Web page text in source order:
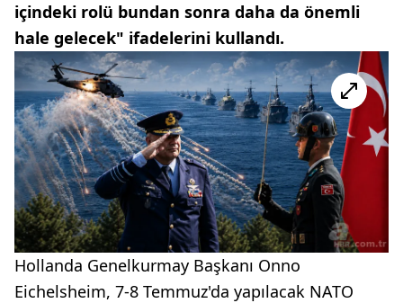
içindeki rolü bundan sonra daha da önemli
hale gelecek" ifadelerini kullandı.
Hollanda Genelkurmay Başkanı Onno
Eichelsheim, 7-8 Temmuz'da yapılacak NATO